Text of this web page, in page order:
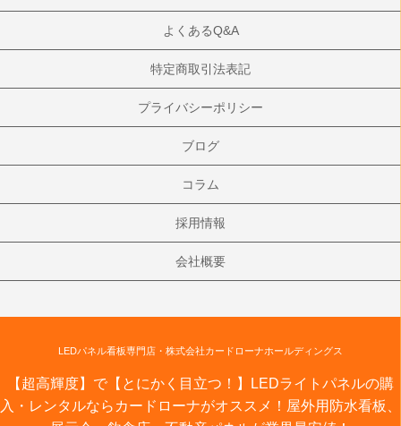
よくあるQ&A
特定商取引法表記
プライバシーポリシー
ブログ
コラム
採用情報
会社概要
LEDパネル看板専門店・株式会社カードローナホールディングス
【超高輝度】で【とにかく目立つ！】LEDライトパネルの購
入・レンタルならカードローナがオススメ！屋外用防水看板、